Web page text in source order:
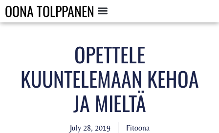
OONA TOLPPANEN
OPETTELE
KUUNTELEMAAN KEHOA
JA MIELTÄ
July 28, 2019 Fitoona